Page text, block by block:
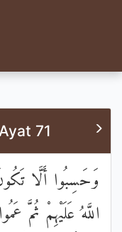
71
وَحَسِبُوا أَلَّا
اللَّهُ عَلَيْهِمْ ثُمَّ